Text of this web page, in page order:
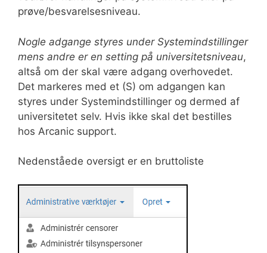
prøve/besvarelsesniveau.
Nogle adgange styres under Systemindstillinger
mens andre er en setting på universitetsniveau,
altså om der skal være adgang overhovedet.
Det markeres med et (S) om adgangen kan
styres under Systemindstillinger og dermed af
universitetet selv. Hvis ikke skal det bestilles
hos Arcanic support.
Nedenståede oversigt er en bruttoliste